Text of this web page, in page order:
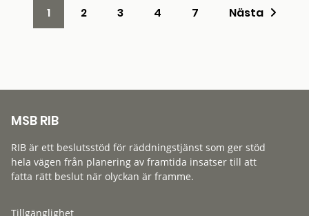
1 2 3 4 7 Nästa
MSB RIB
RIB är ett beslutsstöd för räddningstjänst som ger stöd
hela vägen från planering av framtida insatser till att
fatta rätt beslut när olyckan är framme.
Tillgänglighet